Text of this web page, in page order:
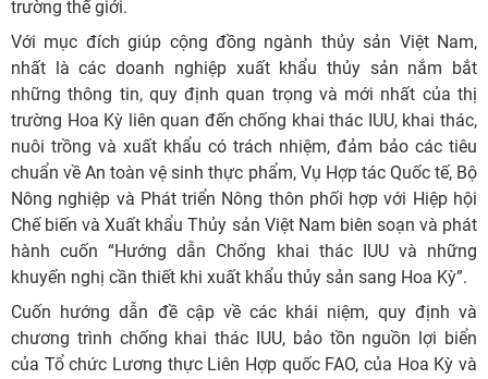
trường thế giới.
Với mục đích giúp cộng đồng ngành thủy sản Việt Nam,
nhất là các doanh nghiệp xuất khẩu thủy sản nắm bắt
những thông tin, quy định quan trọng và mới nhất của thị
trường Hoa Kỳ liên quan đến chống khai thác IUU, khai thác,
nuôi trồng và xuất khẩu có trách nhiệm, đảm bảo các tiêu
chuẩn về An toàn vệ sinh thực phẩm, Vụ Hợp tác Quốc tế, Bộ
Nông nghiệp và Phát triển Nông thôn phối hợp với Hiệp hội
Chế biến và Xuất khẩu Thủy sản Việt Nam biên soạn và phát
hành cuốn “Hướng dẫn Chống khai thác IUU và những
khuyến nghị cần thiết khi xuất khẩu thủy sản sang Hoa Kỳ”.
Cuốn hướng dẫn đề cập về các khái niệm, quy định và
chương trình chống khai thác IUU, bảo tồn nguồn lợi biển
của Tổ chức Lương thực Liên Hợp quốc FAO, của Hoa Kỳ và